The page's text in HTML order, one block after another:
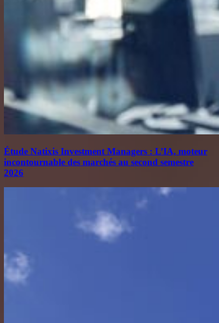
Étude Natixis Investment Managers : L’IA, moteur
incontournable des marchés au second semestre
2026